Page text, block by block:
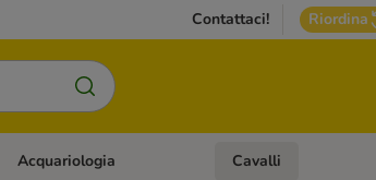
Contattaci! Riordina
Apri Menù Categoria: Roditori & Uccelli
Acquariologia Apri Menù Categoria:
Cavalli